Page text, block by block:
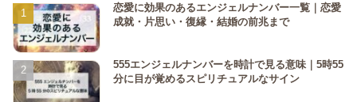
恋愛に効果のあるエンジェルナンバー一覧｜恋愛
成就・片思い・復縁・結婚の前兆まで
555エンジェルナンバーを時計で見る意味｜5時55
分に目が覚めるスピリチュアルなサイン